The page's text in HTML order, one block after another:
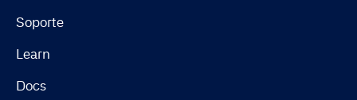
Soporte
Learn
Docs